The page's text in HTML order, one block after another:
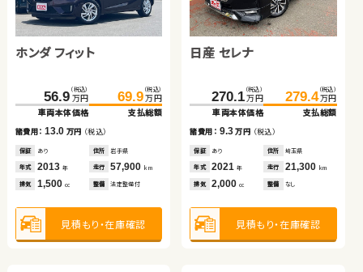
ホンダ フィット
56.9 （税込）
万円
車両本体価格
69.9 （税込）
万円
支払総額
諸費用：13.0 万円 （税込）
保証 あり 住所 岩手県
年式 2013 年 走行 57,900 km
排気 1,500 cc 整備 法定整備付
見積もり・在庫確認
日産 セレナ
270.1 （税込）
万円
車両本体価格
279.4 （税込）
万円
支払総額
諸費用： 9.3万円 （税込）
保証 あり 住所 埼玉県
年式 2021年 走行 21,300 km
排気 2,000cc 整備 なし
見積もり・在庫確認
トヨタ プリウス
99.0 （税込）
万円
車両本体価格
107.9 （税込）
万円
支払総額
諸費用：8.9万円（税込）
保証 あり 住所 福岡県
年式 2014 年 走行 95,000 km
排気 1,800 cc 整備 法定整備付
見積もり・在庫確認
スズキ ジムニーシエラ
248.7 （税込）
万円
車両本体価格
259.8 （税込）
万円
支払総額
諸費用： 11.1万円（税込）
保証 あり 住所 北海道
年式 2022年 走行 23,200 km
排気 1,500cc 整備 法定整備付
見積もり・在庫確認
トヨタ アルファード ハイ
141.5 （税込）
万円
車両本体価格
155.9 （税込）
万円
支払総額
諸費用：14.4 万円 （税込）
保証 あり 住所 岩手県
年式 2012 年 走行 69,200 km
排気 2,400 cc 整備 法定整備付
見積もり・在庫確認
トヨタ プリウス
346.5 （税込）
万円
車両本体価格
360.4 （税込）
万円
支払総額
諸費用： 13.9万円（税込）
保証 あり 住所 埼玉県
年式 2023年 走行 8,500km
排気 2,000cc 整備 法定整備付
見積もり・在庫確認